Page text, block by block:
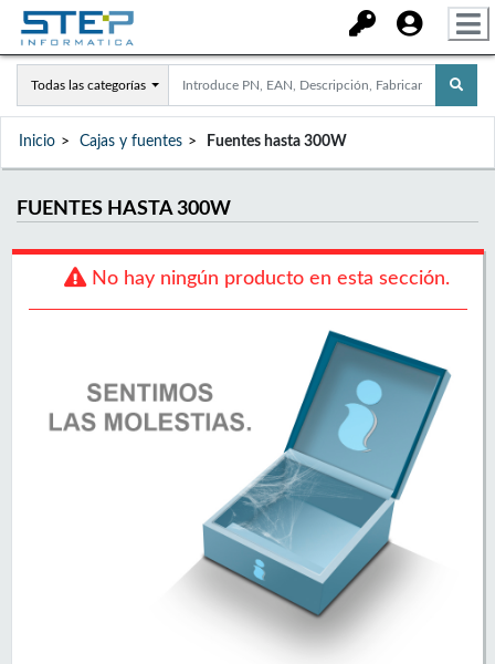
Todas las categorías
Inicio Cajas y fuentes Fuentes hasta 300W
FUENTES HASTA 300W
No hay ningún producto en esta sección.